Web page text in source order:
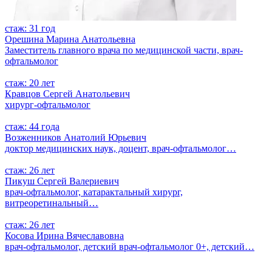
стаж: 31 год
Орешина Марина Анатольевна
Заместитель главного врача по медицинской части, врач-
офтальмолог
стаж: 20 лет
Кравцов Сергей Анатольевич
хирург-офтальмолог
стаж: 44 года
Возженников Анатолий Юрьевич
доктор медицинских наук, доцент, врач-офтальмолог…
стаж: 26 лет
Пикуш Сергей Валериевич
врач-офтальмолог, катарактальный хирург,
витреоретинальный…
стаж: 26 лет
Косова Ирина Вячеславовна
врач-офтальмолог, детский врач-офтальмолог 0+, детский…